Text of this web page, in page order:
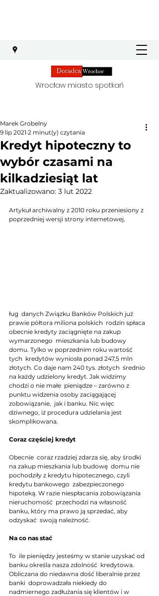
Wrocław miasto spotkań
Kredyt hipoteczny to
wybór czasami na
kilkadziesiąt lat
Marek Grobelny
9 lip 2021 2 minut(y) czytania
Zaktualizowano: 3 lut 2022
Artykuł archiwalny z 2010 roku przeniesiony z
poprzedniej wersji strony internetowej.
ług  danych Związku Banków Polskich już
prawie półtora miliona polskich  rodzin spłaca
obecnie kredyty zaciągnięte na zakup
wymarzonego  mieszkania lub budowy
domu. Tylko w poprzednim roku wartość
tych  kredytów wyniosła ponad 247,5 mln
złotych. Co daje nam 240 tys. złotych  średnio
na każdy udzielony kredyt. Jak widzimy
chodzi o nie małe  pieniądze – zarówno z
punktu widzenia osoby zaciągającej
zobowiązanie,  jak i banku. Nic więc
dziwnego, iż procedura udzielania jest
skomplikowana.
Coraz częściej kredyt
Obecnie  coraz rzadziej zdarza się, aby środki
na zakup mieszkania lub budowę  domu nie
pochodziły z kredytu hipotecznego, czyli
kredytu bankowego  zabezpieczonego
hipoteką. W razie niespłacania zobowiązania
nieruchomość  przechodzi na własność
banku, który ma prawo ją sprzedać, aby
odzyskać  swoją należność.
Na co nas stać
To  ile pieniędzy jesteśmy w stanie uzyskać od
banku określa nasza zdolność  kredytowa.
Obliczana do niedawna dość liberalnie przez
banki  doprowadzała niekiedy do
nadmiernego zadłużania się klientów i w